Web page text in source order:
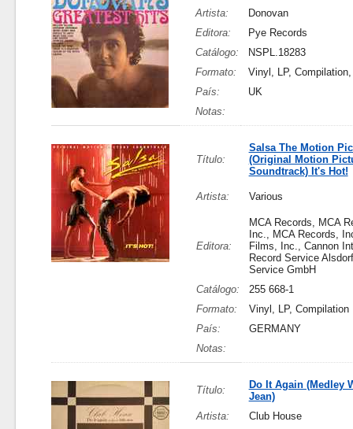
Artista:
Donovan
Editora:
Pye Records
Catálogo:
NSPL.18283
Formato:
Vinyl, LP,
País:
UK
Notas:
Título:
Salsa The Motion
(Original Motion
Soundtrack) It's Hot!
Artista: Various
Editora:
MCA Records, MCA
Inc., MCA Records,
Films, Inc., Cannon
Record Service
Service GmbH
Catálogo:
255 668-1
Formato:
Vinyl, LP, Compilation
País:
GERMANY
Notas:
Título:
Do It Again (Medley
Jean)
Artista:
Club House